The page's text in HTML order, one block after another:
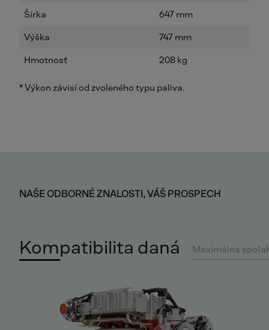
Šírka 647 mm
Výška 747 mm
Hmotnosť 208 kg
* Výkon závisí od zvoleného typu paliva.
NAŠE ODBORNÉ ZNALOSTI, VÁŠ PROSPECH
Kompatibilita daná Maximálna